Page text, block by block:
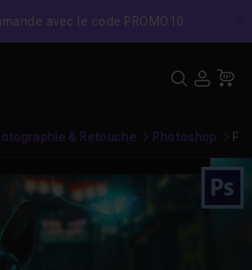
avec le code PROMO10
& Retouche Photoshop